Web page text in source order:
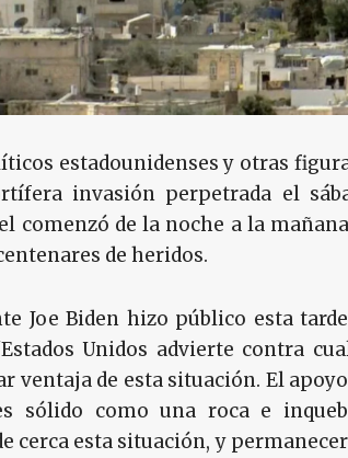
estadounidenses y otras
invasión perpetrada el
comenzó de la noche a la
de heridos.
Joe Biden hizo público esta
Unidos advierte contra
ventaja de esta situación. El
sólido como una roca e
cerca esta situación, y